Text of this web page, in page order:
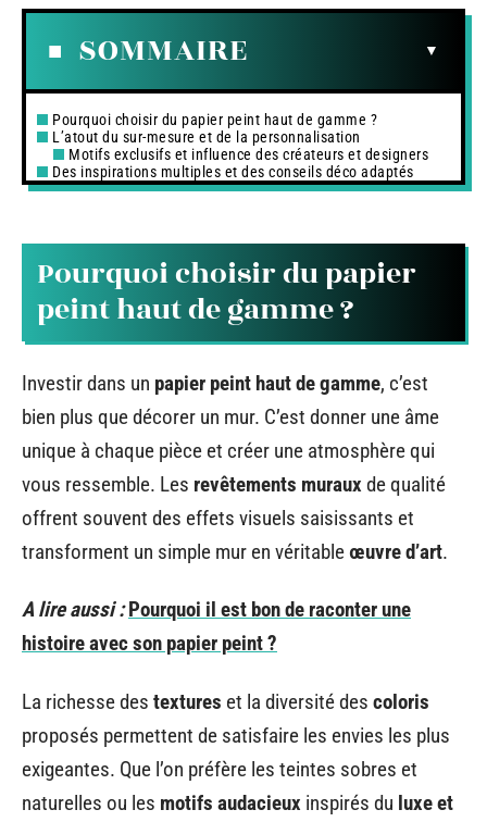
SOMMAIRE
Pourquoi choisir du papier peint haut de gamme ?
L’atout du sur-mesure et de la personnalisation
Motifs exclusifs et influence des créateurs et designers
Des inspirations multiples et des conseils déco adaptés
Pourquoi choisir du papier
peint haut de gamme ?
Investir dans un papier peint haut de gamme, c’est
bien plus que décorer un mur. C’est donner une âme
unique à chaque pièce et créer une atmosphère qui
vous ressemble. Les revêtements muraux de qualité
offrent souvent des effets visuels saisissants et
transforment un simple mur en véritableœuvre d’art.
A lire aussi : Pourquoi il est bon de raconter une
histoire avec son papier peint ?
La richesse des textures et la diversité des coloris
proposés permettent de satisfaire les envies les plus
exigeantes. Que l’on préfère les teintes sobres et
naturelles ou les motifs audacieux inspirés du luxe et